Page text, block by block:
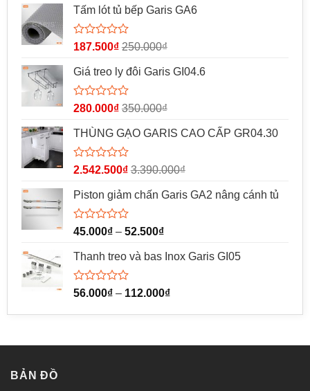
Tấm lót tủ bếp Garis GA6
Được
hạng
0
5
187.500₫ 250.000₫
Giá treo ly đôi Garis GI04.6
Được
hạng
0
5
280.000₫ 350.000₫
THÙNG GẠO GARIS CAO CẤP GR04.30
Được
hạng
0
5
2.542.500₫ 3.390.000₫
Piston giảm chấn Garis GA2 nâng cánh tủ
Được
hạng
0
5
45.000₫– 52.500₫
Thanh treo và bas Inox Garis GI05
Được
hạng
sao
56.000₫– 112.000₫
BẢN ĐỒ